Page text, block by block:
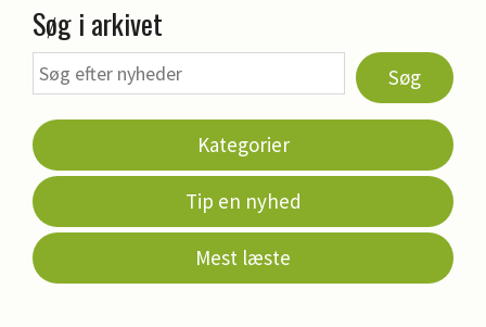
Søg i arkivet
Søg
Kategorier
Tip en nyhed
Mest læste